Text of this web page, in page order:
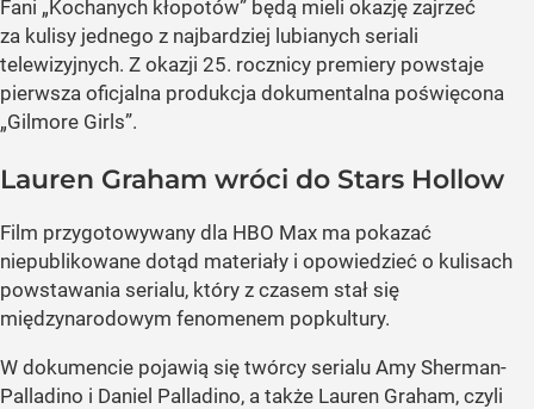
Fani „Kochanych kłopotów” będą mieli okazję zajrzeć
za kulisy jednego z najbardziej lubianych seriali
telewizyjnych. Z okazji 25. rocznicy premiery powstaje
pierwsza oficjalna produkcja dokumentalna poświęcona
„Gilmore Girls”.
Lauren Graham wróci do Stars Hollow
Film przygotowywany dla HBO Max ma pokazać
niepublikowane dotąd materiały i opowiedzieć o kulisach
powstawania serialu, który z czasem stał się
międzynarodowym fenomenem popkultury.
W dokumencie pojawią się twórcy serialu Amy Sherman-
Palladino i Daniel Palladino, a także Lauren Graham, czyli